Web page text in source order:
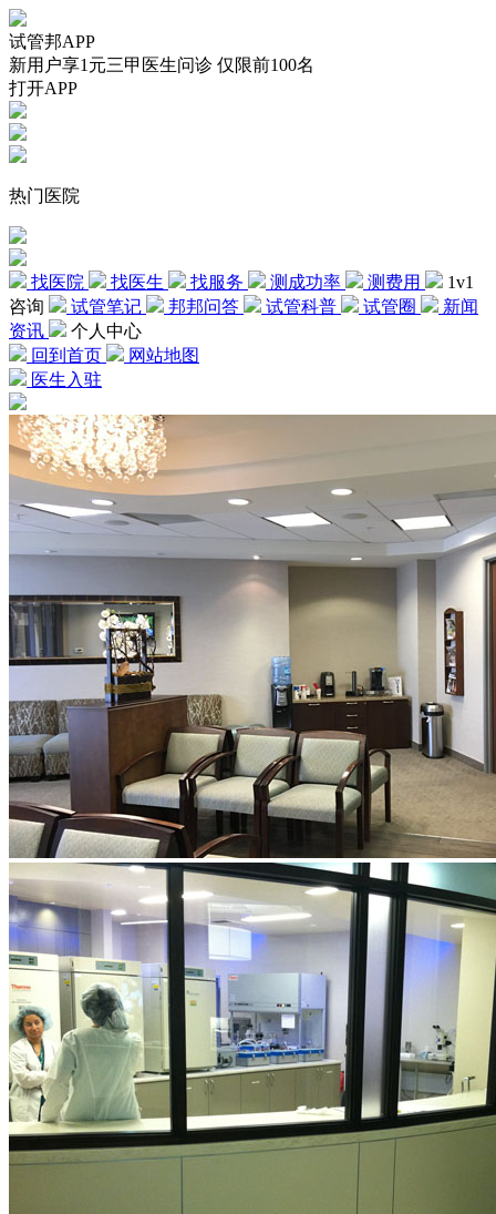
试管邦APP
新用户享1元三甲医生问诊 仅限前100名
打开APP
热门医院
找医院 找医生 找服务 测成功率 测费用
1v1
咨询
试管笔记 邦邦问答 试管科普 试管圈
新闻
资讯
个人中心
回到首页
网站地图
医生入驻